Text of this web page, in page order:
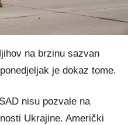
na brzinu sazvan
je dokaz tome.
nisu pozvale na
Ukrajine. Američki